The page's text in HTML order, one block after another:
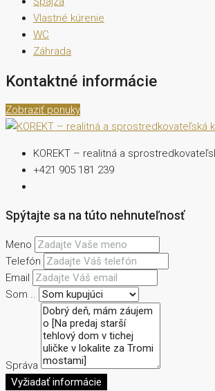
Vlastné kúrenie
WC
Záhrada
Kontaktné informácie
Zobraziť ponuky
KOREKT – realitná a
+421 905 181 239
Spýtajte sa na túto nehnuteľnosť
Meno
Telefón
Email
Som ..
Správa
Vyžiadať informácie